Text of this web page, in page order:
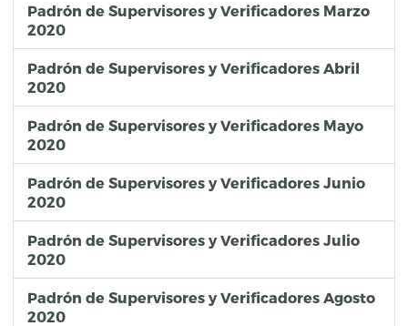
Padrón de Supervisores y Verificadores Marzo
2020
Padrón de Supervisores y Verificadores Abril
2020
Padrón de Supervisores y Verificadores Mayo
2020
Padrón de Supervisores y Verificadores Junio
2020
Padrón de Supervisores y Verificadores Julio
2020
Padrón de Supervisores y Verificadores Agosto
2020